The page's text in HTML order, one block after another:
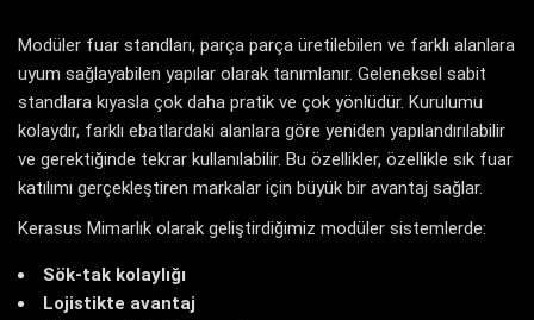
Modüler fuar standları, parça parça üretilebilen ve farklı alanlara
uyum sağlayabilen yapılar olarak tanımlanır. Geleneksel sabit
standlara kıyasla çok daha pratik ve çok yönlüdür. Kurulumu
kolaydır, farklı ebatlardaki alanlara göre yeniden yapılandırılabilir
ve gerektiğinde tekrar kullanılabilir. Bu özellikler, özellikle sık fuar
katılımı gerçekleştiren markalar için büyük bir avantaj sağlar.
Kerasus Mimarlık olarak geliştirdiğimiz modüler sistemlerde:
Sök-tak kolaylığı
Lojistikte avantaj